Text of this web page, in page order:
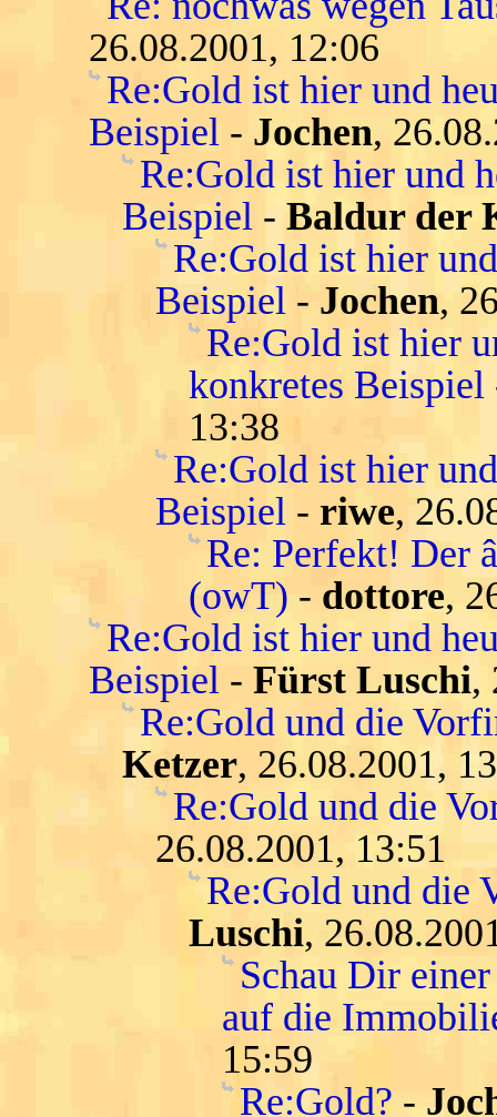
26.08.2001, 12:06
Re:Gold ist hier und
Beispiel - Jochen,
Re:Gold ist hier und
Beispiel - Baldur der
Re:Gold ist hier
Beispiel - Jochen,
Re:Gold ist hier
konkretes Beispiel
13:38
Re:Gold ist hier
Beispiel - riwe,
Re: Perfekt! Der
(owT) - dottore,
Re:Gold ist hier und
Beispiel - Fürst Luschi,
Re:Gold und die
Ketzer, 26.08.2001,
Re:Gold und die
26.08.2001, 13:51
Re:Gold und die
Luschi,
Schau Dir
auf die
15:59
Re:Gold? -